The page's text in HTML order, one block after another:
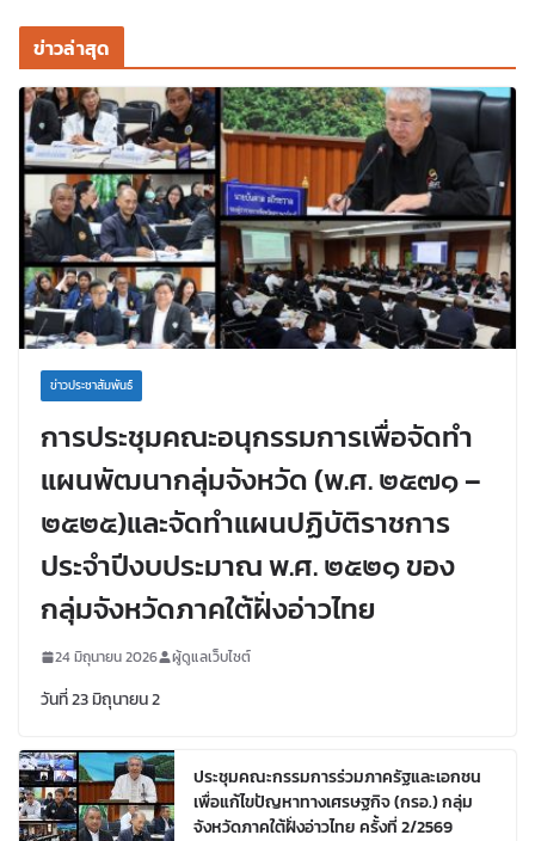
ข่าวล่าสุด
ข่าวประชาสัมพันธ์
การประชุมคณะอนุกรรมการเพื่อจัดทำ
แผนพัฒนากลุ่มจังหวัด (พ.ศ. ๒๕๗๑ –
๒๕๒๕)และจัดทำแผนปฏิบัติราชการ
ประจำปีงบประมาณ พ.ศ. ๒๕๒๑ ของ
กลุ่มจังหวัดภาคใต้ฝั่งอ่าวไทย
24 มิถุนายน 2026 ผู้ดูแลเว็บไซต์
วันที่ 23 มิถุนายน 2
ประชุมคณะกรรมการร่วมภาครัฐและเอกชน
เพื่อแก้ไขปัญหาทางเศรษฐกิจ (กรอ.) กลุ่ม
จังหวัดภาคใต้ฝั่งอ่าวไทย ครั้งที่ 2/2569